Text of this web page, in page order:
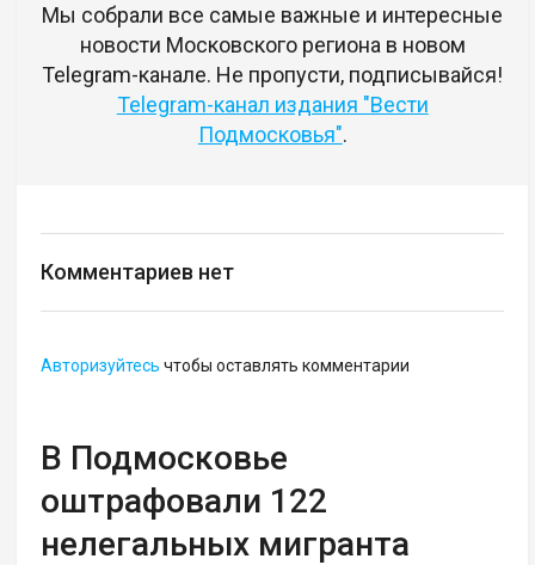
Мы собрали все самые важные и интересные
новости Московского региона в новом
Telegram-канале. Не пропусти, подписывайся!
Telegram-канал издания "Вести
Подмосковья".
Комментариев нет
Авторизуйтесь чтобы оставлять комментарии
В Подмосковье
оштрафовали 122
нелегальных мигранта